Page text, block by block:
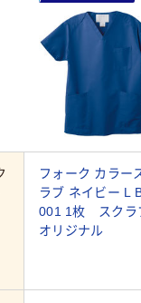
フォーク カラー
ラブ ネイビー L
001 1枚 スクラ
オリジナル